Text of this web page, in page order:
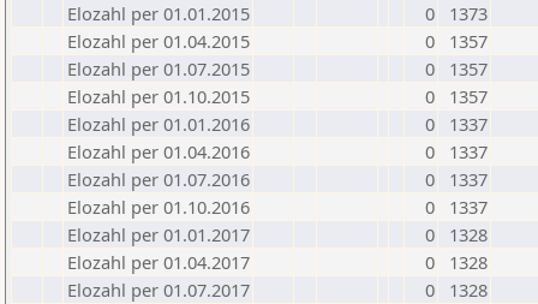
Elozahl per 01.01.2015
0
1373
Elozahl per 01.04.2015
0
1357
Elozahl per 01.07.2015
0
1357
Elozahl per 01.10.2015
0
1357
Elozahl per 01.01.2016
0
1337
Elozahl per 01.04.2016
0
1337
Elozahl per 01.07.2016
0
1337
Elozahl per 01.10.2016
0
1337
Elozahl per 01.01.2017
0
1328
Elozahl per 01.04.2017
0
1328
Elozahl per 01.07.2017
0
1328